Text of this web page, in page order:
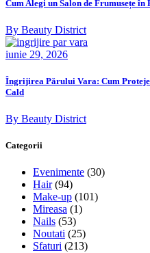
Cum Alegi un Salon de Frumusețe în
By Beauty District
iunie 29, 2026
Îngrijirea Părului Vara: Cum
Cald
By Beauty District
Categorii
Evenimente (30)
Hair(94)
Make-up (101)
Mireasa (1)
Nails (53)
Noutati (25)
Sfaturi (213)